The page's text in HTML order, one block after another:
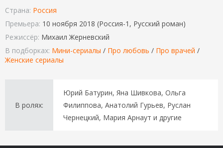
Страна: Россия
Премьера: 10 ноября 2018 (Россия-1, Русский роман)
Режиссёр: Михаил Жерневский
В подборках: Мини-сериалы / Про любовь / Про врачей /
Женские сериалы
В ролях:
Юрий Батурин, Яна Шивкова, Ольга
Филиппова, Анатолий Гурьев, Руслан
Чернецкий, Мария Арнаут и другие